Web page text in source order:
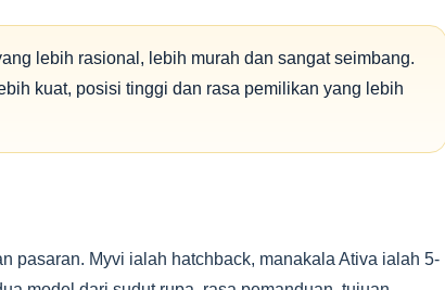
lebih rasional, lebih murah dan sangat seimbang.
kuat, posisi tinggi dan rasa pemilikan yang lebih
pasaran. Myvi ialah hatchback, manakala Ativa ialah 5-